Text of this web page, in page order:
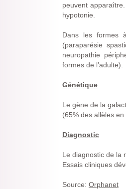
peuvent
hypotonie.
Dans les formes
(paraparésie
neuropathie
formes de l’adulte).
Génétique
Le gène de la
(65% des allèles
Diagnostic
Le diagnostic de la
Essais cliniques
Source: Orphanet